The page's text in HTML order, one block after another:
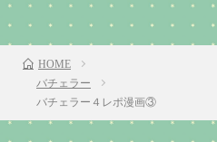
HOME
バチェラー
バチェラー４レポ漫画③